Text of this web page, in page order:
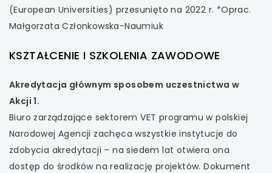
(European Universities) przesunięto na 2022 r. *Oprac.
Małgorzata Członkowska-Naumiuk
KSZTAŁCENIE I SZKOLENIA ZAWODOWE
Akredytacja głównym sposobem uczestnictwa w
Akcji 1.
Biuro zarządzające sektorem VET programu w polskiej
Narodowej Agencji zachęca wszystkie instytucje do
zdobycia akredytacji – na siedem lat otwiera ona
dostęp do środków na realizację projektów. Dokument